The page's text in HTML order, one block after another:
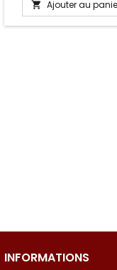
 Ajouter au
INFORMATIONS